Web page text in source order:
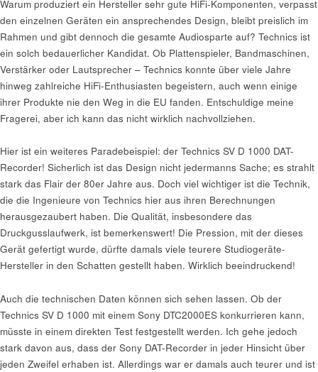
Warum produziert ein Hersteller sehr gute HiFi-Komponenten, verpasst
den einzelnen Geräten ein ansprechendes Design, bleibt preislich im
Rahmen und gibt dennoch die gesamte Audiosparte auf? Technics ist
ein solch bedauerlicher Kandidat. Ob Plattenspieler, Bandmaschinen,
Verstärker oder Lautsprecher – Technics konnte über viele Jahre
hinweg zahlreiche HiFi-Enthusiasten begeistern, auch wenn einige
ihrer Produkte nie den Weg in die EU fanden. Entschuldige meine
Fragerei, aber ich kann das nicht wirklich nachvollziehen.
Hier ist ein weiteres Paradebeispiel: der Technics SV D 1000 DAT-
Recorder! Sicherlich ist das Design nicht jedermanns Sache; es strahlt
stark das Flair der 80er Jahre aus. Doch viel wichtiger ist die Technik,
die die Ingenieure von Technics hier aus ihren Berechnungen
herausgezaubert haben. Die Qualität, insbesondere das
Druckgusslaufwerk, ist bemerkenswert! Die Pression, mit der dieses
Gerät gefertigt wurde, dürfte damals viele teurere Studiogeräte-
Hersteller in den Schatten gestellt haben. Wirklich beeindruckend!
Auch die technischen Daten können sich sehen lassen. Ob der
Technics SV D 1000 mit einem Sony DTC2000ES konkurrieren kann,
müsste in einem direkten Test festgestellt werden. Ich gehe jedoch
stark davon aus, dass der Sony DAT-Recorder in jeder Hinsicht über
jeden Zweifel erhaben ist. Allerdings war er damals auch teurer und ist